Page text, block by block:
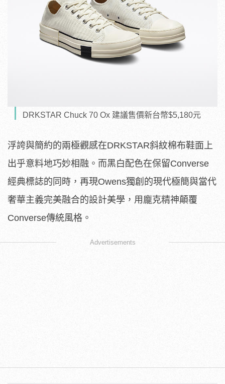
DRKSTAR Chuck 70 Ox 建議售價新台幣$5,180元
浮誇與簡約的兩極觀感在DRKSTAR斜紋棉布鞋面上
出乎意料地巧妙相融。而黑白配色在保留Converse
經典標誌的同時，再現Owens獨創的現代極簡與當代
奢華主義完美融合的設計美學，用龐克精神顛覆
Converse傳統風格。
Advertisements